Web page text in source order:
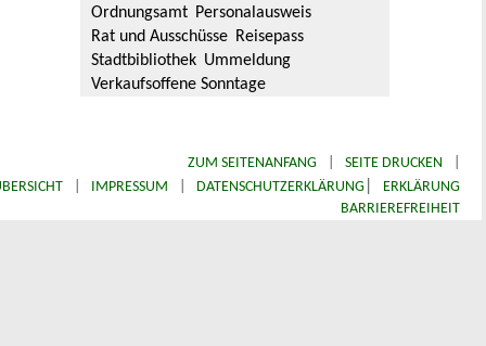
Ordnungsamt Personalausweis
Rat und Ausschüsse Reisepass
Stadtbibliothek Ummeldung
Verkaufsoffene Sonntage
ZUM SEITENANFANG SEITE DRUCKEN
IMPRESSUM DATENSCHUTZERKLÄRUNG|
ERKLÄRUNG
BARRIEREFREIHEIT